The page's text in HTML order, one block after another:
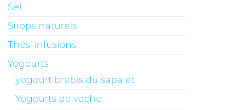
Sel
Sirops naturels
Thés-Infusions
Yogourts
yogourt brebis du sapalet
Yogourts de vache